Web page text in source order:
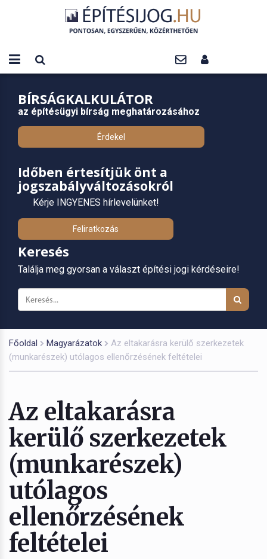
BÍRSÁGKALKULÁTOR
az építésügyi bírság meghatározásához
Érdekel
Időben értesítjük önt a
jogszabályváltozásokról
Kérje INGYENES hírlevelünket!
Feliratkozás
Keresés
Találja meg gyorsan a választ építési jogi kérdéseire!
Főoldal Magyarázatok
Az eltakarásra kerülő szerkezetek
(munkarészek) utólagos ellenőrzésének feltételei
Az eltakarásra
kerülő szerkezetek
(munkarészek)
utólagos
ellenőrzésének
feltételei